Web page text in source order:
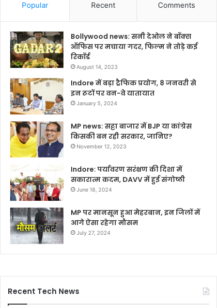
Popular Recent Comments
Bollywood news: सनी देओल ने बॉक्स
ऑफिस पर मचाया गदर, फिल्म ने तोड़े कई
रिकॉर्ड
August 14, 2023
Indore में बड़ा ट्रैफिक प्रयोग, 8 जनवरी से
इन रूटों पर वन-वे यातायात
January 5, 2024
MP news: सट्टा बाजार में BJP या कांग्रेस
किसकी बन रही सरकार, जानिए?
November 12, 2023
Indore: पर्यावरण सरंक्षण की दिशा में
सकारात्म कदम, DAVV में हुई संगोष्ठी
June 18, 2024
MP पर मानसून हुआ मेहरबान, इन जिलों में
आगे ऐसा रहेगा मौसम
July 27, 2024
Recent Tech News